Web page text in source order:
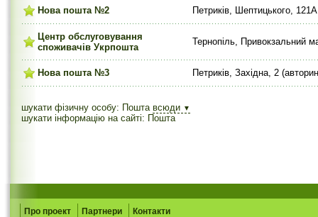
Нова пошта №2 Петриків, Шептицького, 121А
Центр обслуговування
споживачів Укрпошта
Тернопіль, Привокзальний
Нова пошта №3 Петриків, Західна, 2
шукати фізичну особу: Пошта всюди ▼
шукати інформацію на сайті: Пошта
Про проект Партнери Контакти